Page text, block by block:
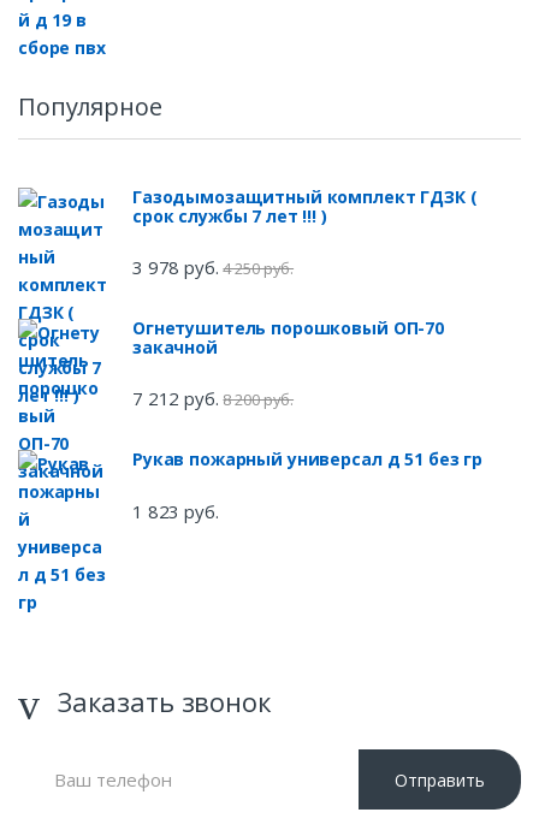
Популярное
Газодымозащитный комплект ГДЗК (
срок службы 7 лет !!! )
3 978 руб. 4 250 руб.
Огнетушитель порошковый ОП-70
закачной
7 212 руб. 8 200 руб.
Рукав пожарный универсал д 51 без гр
1 823 руб.
Заказать звонок
Отправить